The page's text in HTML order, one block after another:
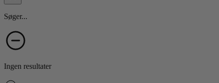
Søger...
Ingen resultater